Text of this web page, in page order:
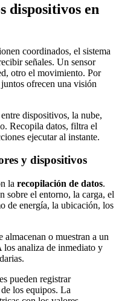
dispositivos en
coordinados, el sistema
señales. Un sensor
otro el movimiento. Por
ofrecen una visión
dispositivos, la nube,
Recopila datos, filtra el
ejecutar al instante.
y dispositivos
la recopilación de datos.
sobre el entorno, la carga, el
de energía, la ubicación, los
almacenan o muestran a un
los analiza de inmediato y
pueden registrar
los equipos. La